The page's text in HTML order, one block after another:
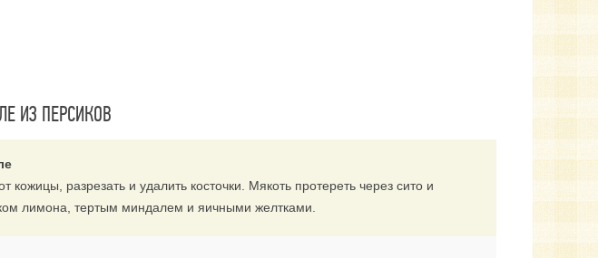
ИЗ ПЕРСИКОВ
кожицы, разрезать и удалить косточки. Мякоть протереть через сито и
лимона, тертым миндалем и яичными желтками.